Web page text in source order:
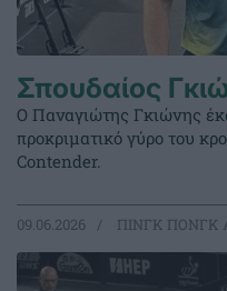
Σπουδαίος
Ο Παναγιώτης Γκιώνης
προκριματικό γύρο του
Contender.
09.06.2026 ΠΙΝΓΚ ΠΟΝΓΚ